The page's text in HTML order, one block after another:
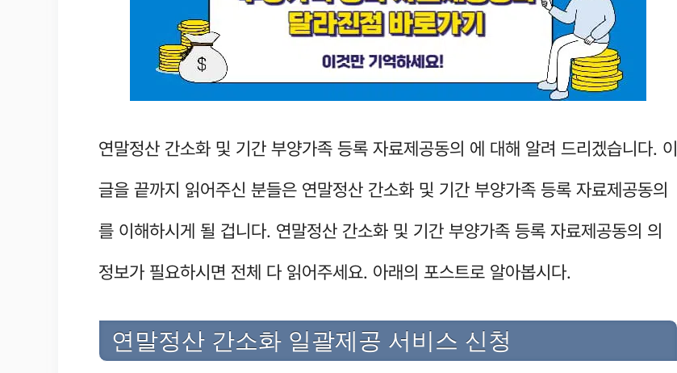
연말정산 간소화 및 기간 부양가족 등록 자료제공동의 에 대해 알려 드리겠습니다. 이
글을 끝까지 읽어주신 분들은 연말정산 간소화 및 기간 부양가족 등록 자료제공동의
를 이해하시게 될 겁니다. 연말정산 간소화 및 기간 부양가족 등록 자료제공동의 의
정보가 필요하시면 전체 다 읽어주세요. 아래의 포스트로 알아봅시다.
연말정산 간소화 일괄제공 서비스 신청